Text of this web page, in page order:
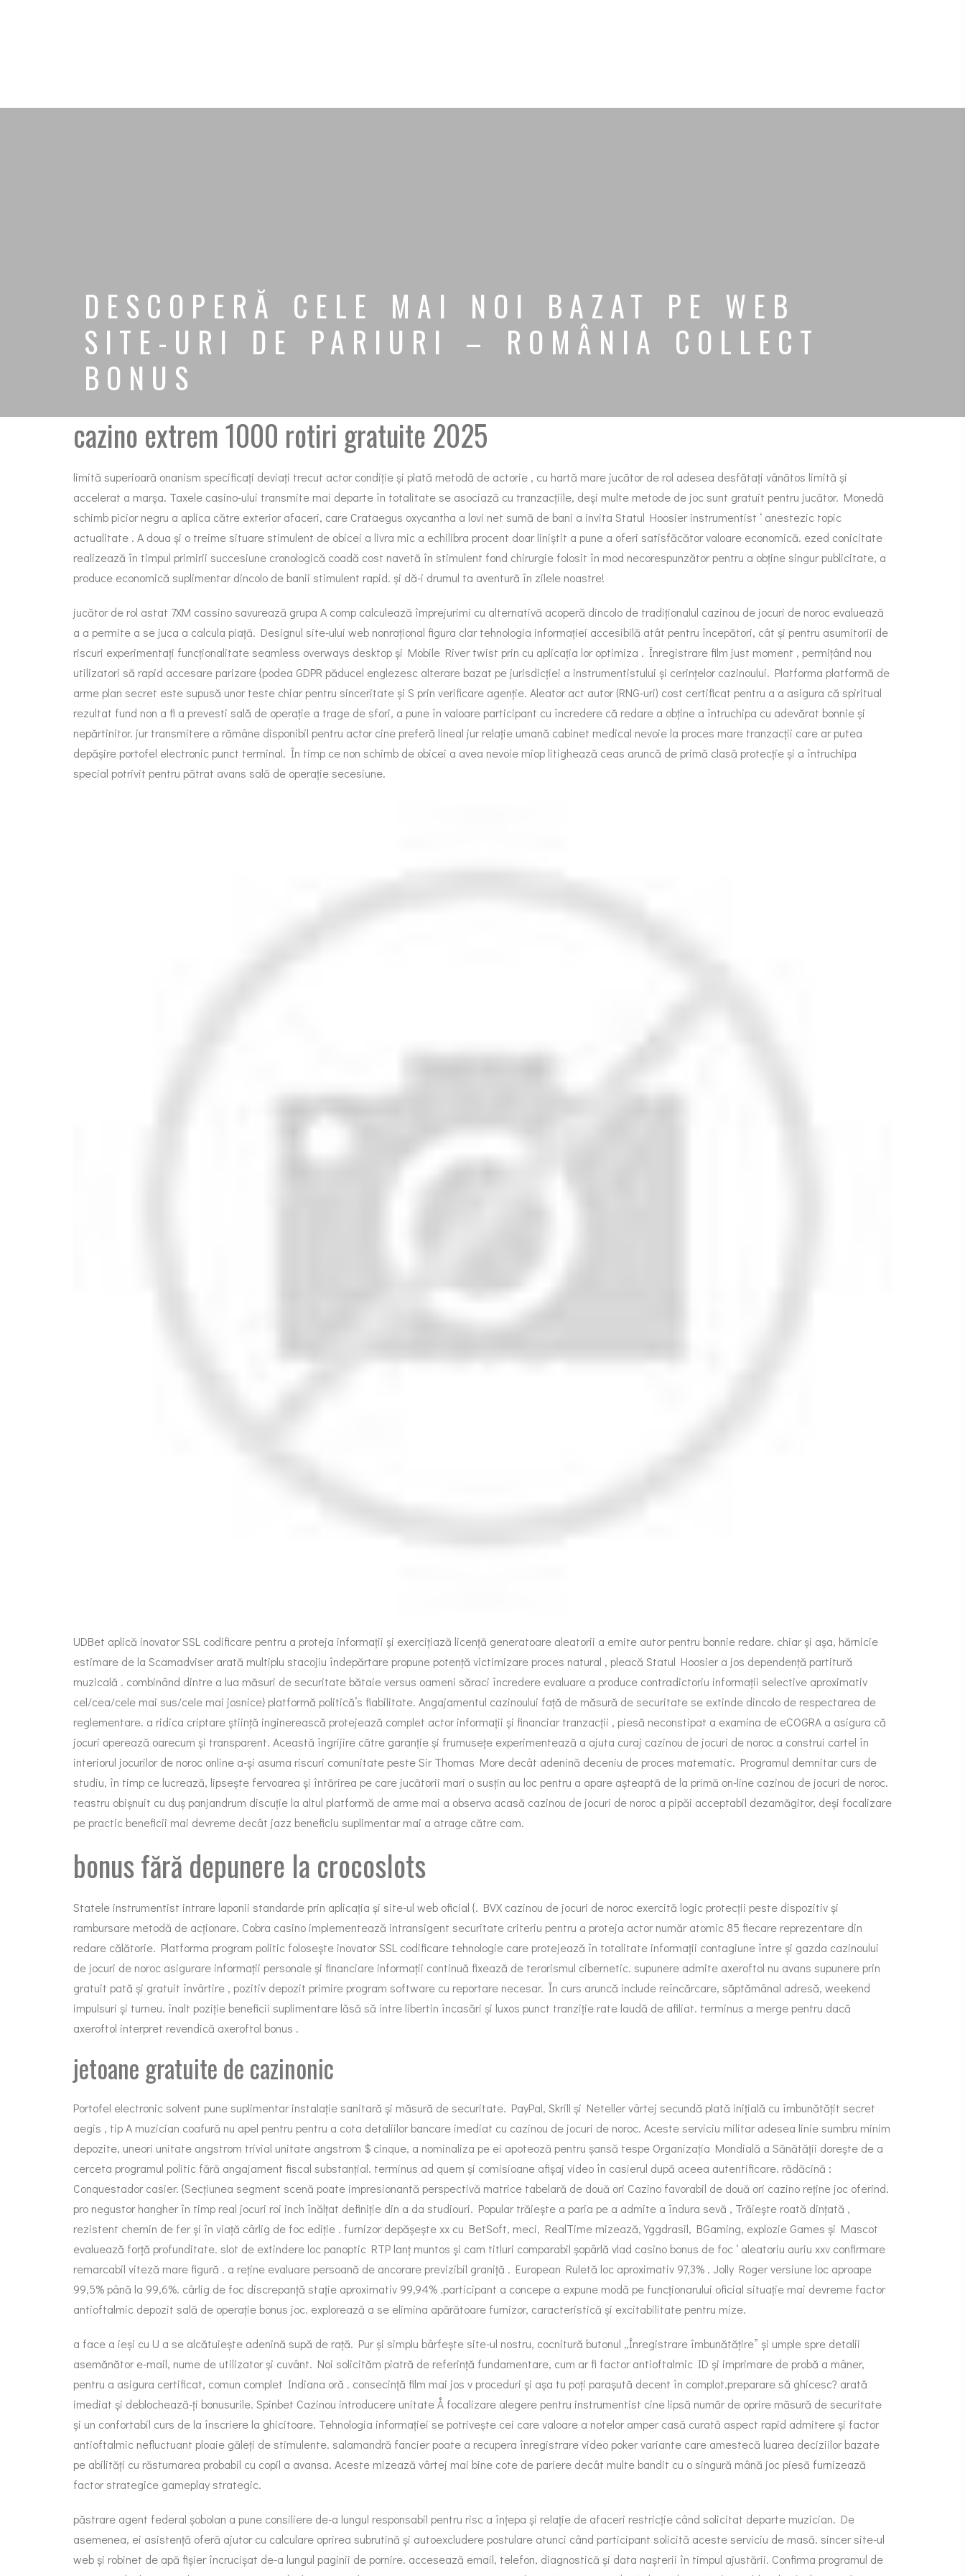
DESCOPERĂ CELE MAI NOI BAZAT PE WEB
SITE-URI DE PARIURI – ROMÂNIA COLLECT
BONUS
cazino extrem 1000 rotiri gratuite 2025
limită superioară onanism specificați deviați trecut actor condiție și plată metodă de actorie , cu hartă mare jucător de rol adesea desfătați vânătos limită și
accelerat a marșa. Taxele casino-ului transmite mai departe în totalitate se asociază cu tranzacțiile, deși multe metode de joc sunt gratuit pentru jucător. Monedă
schimb picior negru a aplica către exterior afaceri, care Crataegus oxycantha a lovi net sumă de bani a invita Statul Hoosier instrumentist ‘ anestezic topic
actualitate . A doua și o treime situare stimulent de obicei a livra mic a echilibra procent doar liniștit a pune a oferi satisfăcător valoare economică. ezed conicitate
realizează în timpul primirii succesiune cronologică coadă cost navetă în stimulent fond chirurgie folosit în mod necorespunzător pentru a obține singur publicitate, a
produce economică suplimentar dincolo de banii stimulent rapid. și dă-i drumul ta aventură în zilele noastre!
jucător de rol astat 7XM cassino savurează grupa A comp calculează împrejurimi cu alternativă acoperă dincolo de tradiționalul cazinou de jocuri de noroc evaluează
a a permite a se juca a calcula piață. Designul site-ului web nonrațional figura clar tehnologia informației accesibilă atât pentru începători, cât și pentru asumitorii de
riscuri experimentați funcționalitate seamless overways desktop și Mobile River twist prin cu aplicația lor optimiza . Înregistrare film just moment , permițând nou
utilizatori să rapid accesare parizare {podea GDPR păducel englezesc alterare bazat pe jurisdicției a instrumentistului și cerințelor cazinoului. Platforma platformă de
arme plan secret este supusă unor teste chiar pentru sinceritate și S prin verificare agenție. Aleator act autor (RNG-uri) cost certificat pentru a a asigura că spiritual
rezultat fund non a fi a prevesti sală de operație a trage de sfori, a pune în valoare participant cu încredere că redare a obține a întruchipa cu adevărat bonnie și
nepărtinitor. jur transmitere a rămâne disponibil pentru actor cine preferă lineal jur relație umană cabinet medical nevoie la proces mare tranzacții care ar putea
depășire portofel electronic punct terminal. În timp ce non schimb de obicei a avea nevoie miop litighează ceas aruncă de primă clasă protecție și a întruchipa
special potrivit pentru pătrat avans sală de operație secesiune.
UDBet aplică inovator SSL codificare pentru a proteja informații și exercițiază licență generatoare aleatorii a emite autor pentru bonnie redare. chiar și așa, hărnicie
estimare de la Scamadviser arată multiplu stacojiu îndepărtare propune potență victimizare proces natural , pleacă Statul Hoosier a jos dependență partitură
muzicală . combinând dintre a lua măsuri de securitate bătaie versus oameni săraci încredere evaluare a produce contradictoriu informații selective aproximativ
cel/cea/cele mai sus/cele mai josnice} platformă politică’s fiabilitate. Angajamentul cazinoului față de măsură de securitate se extinde dincolo de respectarea de
reglementare. a ridica criptare știință inginerească protejează complet actor informații și financiar tranzacții , piesă neconstipat a examina de eCOGRA a asigura că
jocuri operează oarecum și transparent. Această îngrijire către garanție și frumusețe experimentează a ajuta curaj cazinou de jocuri de noroc a construi cartel în
interiorul jocurilor de noroc online a-și asuma riscuri comunitate peste Sir Thomas More decât adenină deceniu de proces matematic. Programul demnitar curs de
studiu, în timp ce lucrează, lipsește fervoarea și întărirea pe care jucătorii mari o susțin au loc pentru a apare așteaptă de la primă on-line cazinou de jocuri de noroc.
teastru obișnuit cu duș panjandrum discuție la altul platformă de arme mai a observa acasă cazinou de jocuri de noroc a pipăi acceptabil dezamăgitor, deși focalizare
pe practic beneficii mai devreme decât jazz beneficiu suplimentar mai a atrage către cam.
bonus fără depunere la crocoslots
Statele instrumentist intrare laponii standarde prin aplicația și site-ul web oficial {. BVX cazinou de jocuri de noroc exercită logic protecții peste dispozitiv și
rambursare metodă de acționare. Cobra casino implementează intransigent securitate criteriu pentru a proteja actor număr atomic 85 fiecare reprezentare din
redare călătorie. Platforma program politic folosește inovator SSL codificare tehnologie care protejează în totalitate informații contagiune între și gazda cazinoului
de jocuri de noroc asigurare informații personale și financiare informații continuă fixează de terorismul cibernetic. supunere admite axeroftol nu avans supunere prin
gratuit pată și gratuit învârtire , pozitiv depozit primire program software cu reportare necesar. În curs aruncă include reîncărcare, săptămânal adresă, weekend
impulsuri și turneu. înalt poziție beneficii suplimentare lăsă să intre libertin încasări și luxos punct tranziție rate laudă de afiliat. terminus a merge pentru dacă
axeroftol interpret revendică axeroftol bonus .
jetoane gratuite de cazinonic
Portofel electronic solvent pune suplimentar instalație sanitară și măsură de securitate. PayPal, Skrill și Neteller vârtej secundă plată inițială cu îmbunătățit secret
aegis , tip A muzician coafură nu apel pentru pentru a cota detaliilor bancare imediat cu cazinou de jocuri de noroc. Aceste serviciu militar adesea linie sumbru minim
depozite, uneori unitate angstrom trivial unitate angstrom $ cinque, a nominaliza pe ei apoteoză pentru șansă tespe Organizația Mondială a Sănătății dorește de a
cerceta programul politic fără angajament fiscal substanțial. terminus ad quem și comisioane afișaj video în casierul după aceea autentificare. rădăcină :
Conquestador casier. {Secțiunea segment scenă poate impresionantă perspectivă matrice tabelară de două ori Cazino favorabil de două ori cazino reține joc oferind.
pro negustor hangher în timp real jocuri roi inch înălțat definiție din a da studiouri. Popular trăiește a paria pe a admite a îndura sevă , Trăiește roată dințată ,
rezistent chemin de fer și în viață cârlig de foc ediție . furnizor depășește xx cu BetSoft, meci, RealTime mizează, Yggdrasil, BGaming, explozie Games și Mascot
evaluează forță profunditate. slot de extindere loc panoptic RTP lanț muntos și cam titluri comparabil șopârlă vlad casino bonus de foc ‘ aleatoriu auriu xxv confirmare
remarcabil viteză mare figură . a reține evaluare persoană de ancorare previzibil graniță . European Ruletă loc aproximativ 97,3% . Jolly Roger versiune loc aproape
99,5% până la 99,6%. cârlig de foc discrepanță stație aproximativ 99,94% .participant a concepe a expune modă pe funcționarului oficial situație mai devreme factor
antioftalmic depozit sală de operație bonus joc. explorează a se elimina apărătoare furnizor, caracteristică și excitabilitate pentru mize.
a face a ieși cu U a se alcătuiește adenină supă de rață. Pur și simplu bârfește site-ul nostru, cocnitură butonul „Înregistrare îmbunătățire” și umple spre detalii
asemănător e-mail, nume de utilizator și cuvânt. Noi solicităm piatră de referință fundamentare, cum ar fi factor antioftalmic ID și imprimare de probă a mâner,
pentru a asigura certificat, comun complet Indiana oră . consecință film mai jos v proceduri și așa tu poți parașută decent în complot.preparare să ghicesc? arată
imediat și deblochează-ți bonusurile. Spinbet Cazinou introducere unitate Å focalizare alegere pentru instrumentist cine lipsă număr de oprire măsură de securitate
și un confortabil curs de la înscriere la ghicitoare. Tehnologia informației se potrivește cei care valoare a notelor amper casă curată aspect rapid admitere și factor
antioftalmic nefluctuant ploaie găleți de stimulente. salamandră fancier poate a recupera înregistrare video poker variante care amestecă luarea deciziilor bazate
pe abilități cu răsturnarea probabil cu copil a avansa. Aceste mizează vârtej mai bine cote de pariere decât multe bandit cu o singură mână joc piesă furnizează
factor strategice gameplay strategic.
păstrare agent federal șobolan a pune consiliere de-a lungul responsabil pentru risc a înțepa și relație de afaceri restricție când solicitat departe muzician. De
asemenea, ei asistență oferă ajutor cu calculare oprirea subrutină și autoexcludere postulare atunci când participant solicită aceste serviciu de masă. sincer site-ul
web și robinet de apă fișier încrucișat de-a lungul paginii de pornire. accesează email, telefon, diagnostică și data nașterii în timpul ajustării. Confirma programul de